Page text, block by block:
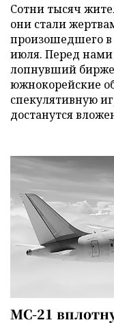
Сотни тысяч
они стали
произошедшего в
июля. Перед нами
лопнувший
южнокорейские
спекулятивную
достанутся
МС-21